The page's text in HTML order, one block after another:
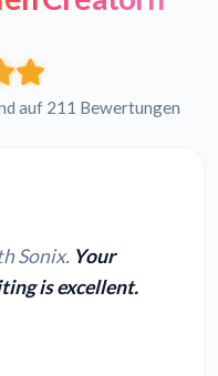
auf 211 Bewertungen
Sonix. Your
is excellent.